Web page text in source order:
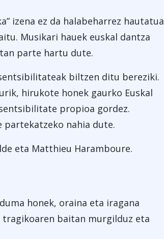
izena ez da halabeharrez hautatua
Musikari hauek euskal dantza
parte hartu dute.
biltzen ditu bereziki.
hirukote honek gaurko Euskal
propioa gordez.
partekatzeko nahia dute.
eta Matthieu Haramboure.
honek, oraina eta iragana
baitan murgilduz eta